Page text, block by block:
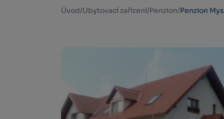
Úvod/Ubytovací zařízení/Penzion/Penzion